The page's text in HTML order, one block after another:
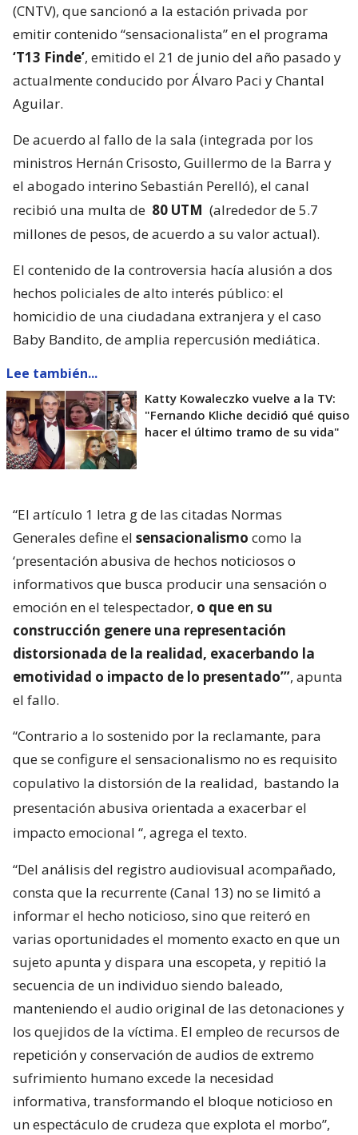
(CNTV), que sancionó a la estación privada por
emitir contenido “sensacionalista” en el programa
‘T13 Finde’, emitido el 21 de junio del año pasado y
actualmente conducido por Álvaro Paci y Chantal
Aguilar.
De acuerdo al fallo de la sala (integrada por los
ministros Hernán Crisosto, Guillermo de la Barra y
el abogado interino Sebastián Perelló), el canal
recibió una multa de 80 UTM (alrededor de 5.7
millones de pesos, de acuerdo a su valor actual).
El contenido de la controversia hacía alusión a dos
hechos policiales de alto interés público: el
homicidio de una ciudadana extranjera y el caso
Baby Bandito, de amplia repercusión mediática.
Lee también...
Katty Kowaleczko vuelve a la TV:
"Fernando Kliche decidió qué quiso
hacer el último tramo de su vida"
“El artículo 1 letra g de las citadas Normas
Generales define el sensacionalismo como la
‘presentación abusiva de hechos noticiosos o
informativos que busca producir una sensación o
emoción en el telespectador, o que en su
construcción genere una representación
distorsionada de la realidad, exacerbando la
emotividad o impacto de lo presentado’”, apunta
el fallo.
“Contrario a lo sostenido por la reclamante, para
que se configure el sensacionalismo no es requisito
copulativo la distorsión de la realidad, bastando la
presentación abusiva orientada a exacerbar el
impacto emocional “, agrega el texto.
“Del análisis del registro audiovisual acompañado,
consta que la recurrente (Canal 13) no se limitó a
informar el hecho noticioso, sino que reiteró en
varias oportunidades el momento exacto en que un
sujeto apunta y dispara una escopeta, y repitió la
secuencia de un individuo siendo baleado,
manteniendo el audio original de las detonaciones y
los quejidos de la víctima. El empleo de recursos de
repetición y conservación de audios de extremo
sufrimiento humano excede la necesidad
informativa, transformando el bloque noticioso en
un espectáculo de crudeza que explota el morbo”,